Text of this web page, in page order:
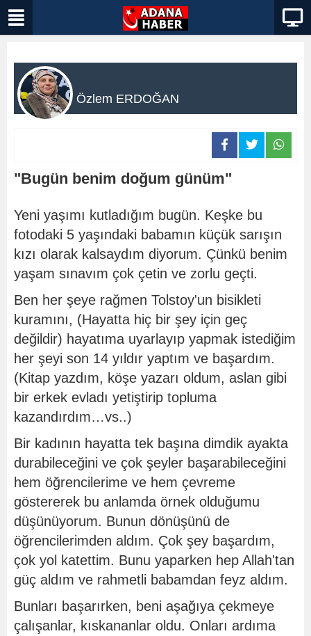
Özlem ERDOĞAN
"Bugün benim doğum günüm"
Yeni yaşımı kutladığım bugün. Keşke bu
fotodaki 5 yaşındaki babamın küçük sarışın
kızı olarak kalsaydım diyorum. Çünkü benim
yaşam sınavım çok çetin ve zorlu geçti.
Ben her şeye rağmen Tolstoy'un bisikleti
kuramını, (Hayatta hiç bir şey için geç
değildir) hayatıma uyarlayıp yapmak istediğim
her şeyi son 14 yıldır yaptım ve başardım.
(Kitap yazdım, köşe yazarı oldum, aslan gibi
bir erkek evladı yetiştirip topluma
kazandırdım…vs..)
Bir kadının hayatta tek başına dimdik ayakta
durabileceğini ve çok şeyler başarabileceğini
hem öğrencilerime ve hem çevreme
göstererek bu anlamda örnek olduğumu
düşünüyorum. Bunun dönüşünü de
öğrencilerimden aldım. Çok şey başardım,
çok yol katettim. Bunu yaparken hep Allah'tan
güç aldım ve rahmetli babamdan feyz aldım.
Bunları başarırken, beni aşağıya çekmeye
çalışanlar, kıskananlar oldu. Onları ardıma